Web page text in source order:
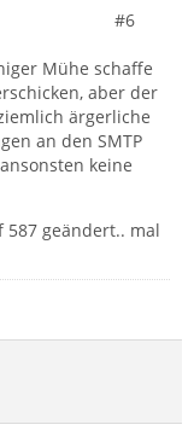
#6
Mühe schaffe
aber der
ärgerliche
an den SMTP
keine
587 geändert.. mal